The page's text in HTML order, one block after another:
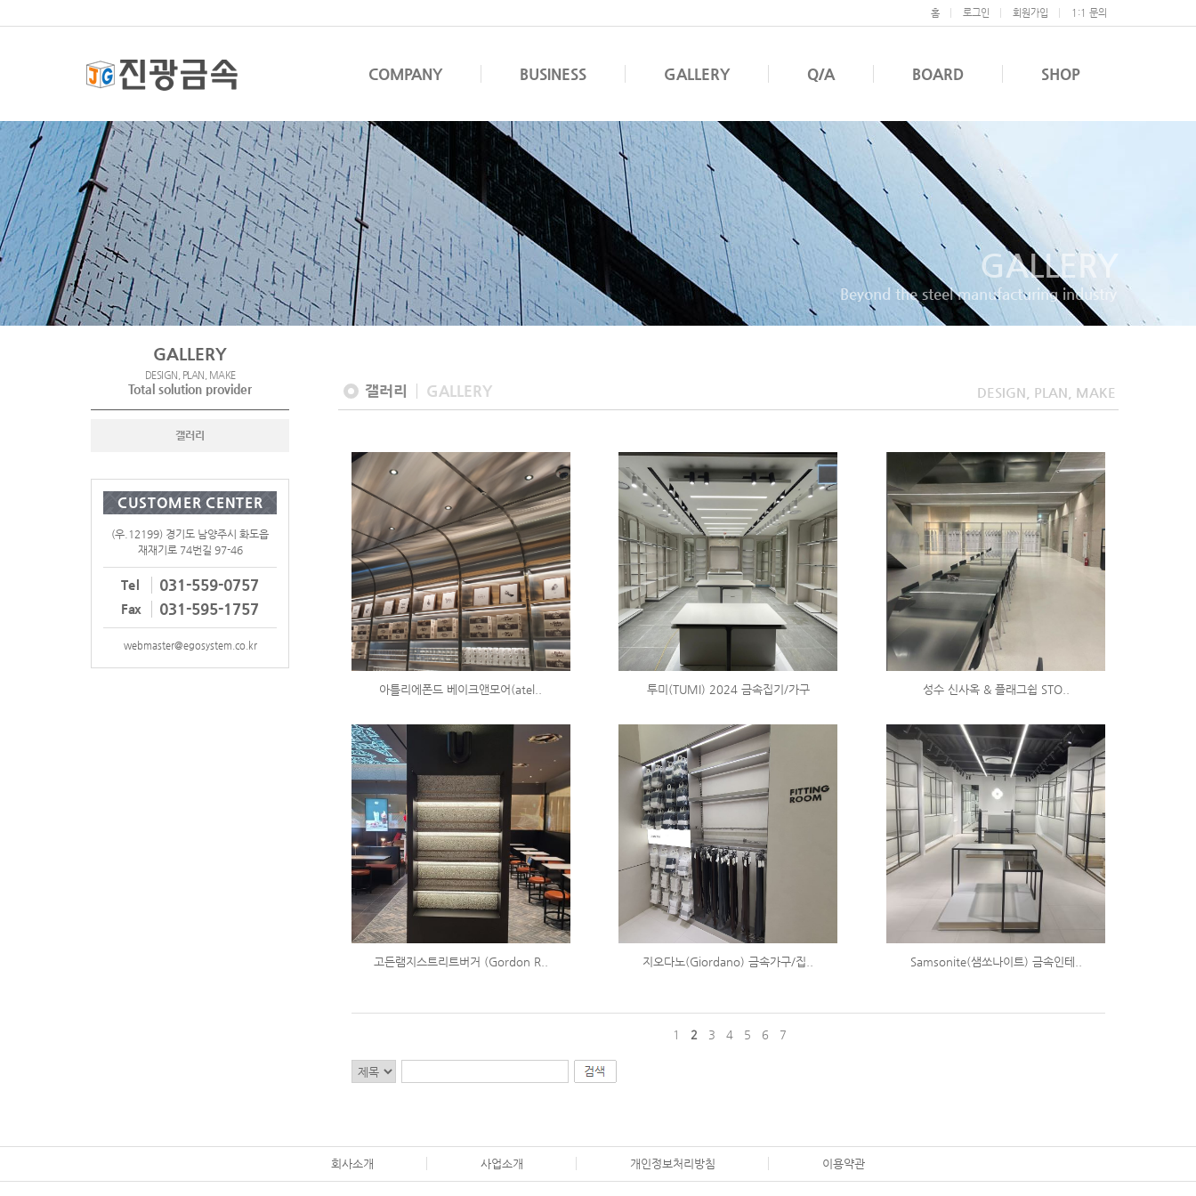
홈 로그인 회원가입 1:1 문의
COMPANY BUSINESS GALLERY Q/A BOARD SHOP
GALLERY
Beyond the steel manufacturing industry
GALLERY
DESIGN, PLAN, MAKE
Total solution provider
갤러리
CUSTOMER CENTER
(우.12199) 경기도 남양주시 화도읍
재재기로 74번길 97-46
Tel 031-559-0757
Fax 031-595-1757
webmaster@egosystem.co.kr
갤러리 GALLERY DESIGN, PLAN, MAKE
아틀리에폰드 베이크앤모어(atel.. 투미(TUMI) 2024 금속집기/가구 성수 신사옥 & 플래그쉽 STO..
고든램지스트리트버거 (Gordon R.. 지오다노(Giordano) 금속가구/집.. Samsonite(샘쏘나이트) 금속인테..
1 2 3 4 5 6 7
회사소개 사업소개 개인정보처리방침 이용약관